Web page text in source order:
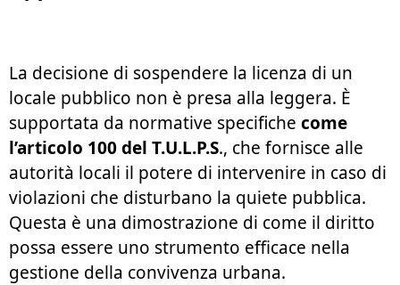
La decisione di sospendere la licenza di un
locale pubblico non è presa alla leggera. È
supportata da normative specifiche come
l’articolo 100 del T.U.L.P.S., che fornisce alle
autorità locali il potere di intervenire in caso di
violazioni che disturbano la quiete pubblica.
Questa è una dimostrazione di come il diritto
possa essere uno strumento efficace nella
gestione della convivenza urbana.